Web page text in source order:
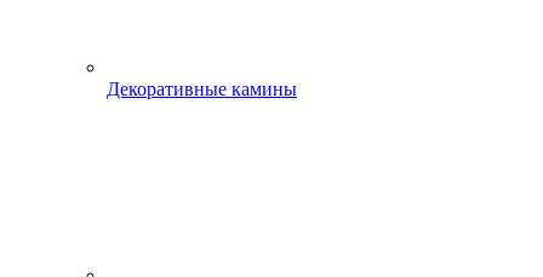
Декоративные камины